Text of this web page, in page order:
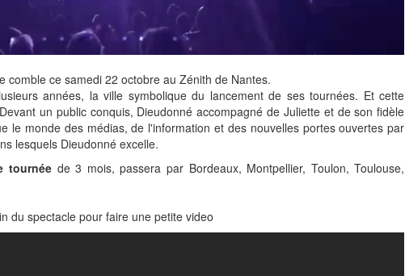
comble ce samedi 22 octobre au Zénith de Nantes.
années, la ville symbolique du lancement de ses tournées. Et cette
un public conquis, Dieudonné accompagné de Juliette et de son fidèle
le monde des médias, de l'information et des nouvelles portes ouvertes par
lesquels Dieudonné excelle.
tournéede 3 mois, passera par Bordeaux, Montpellier, Toulon, Toulouse,
du spectacle pour faire une petite video